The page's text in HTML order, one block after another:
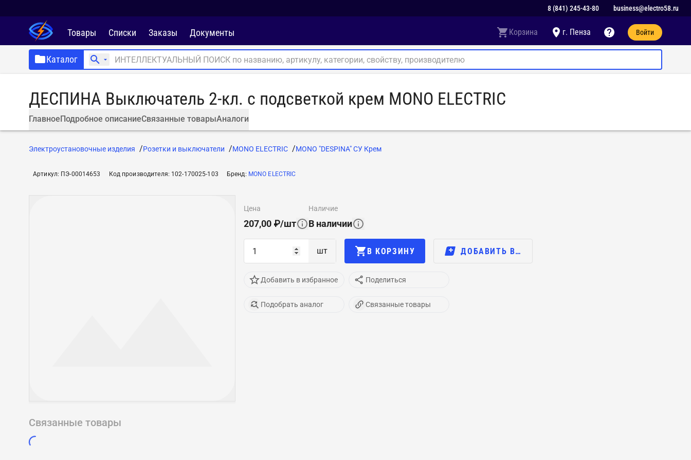
8 (841) 245-43-80 business@electro58.ru
Товары Списки Заказы Документы Корзина г. Пенза Войти
Каталог
ДЕСПИНА Выключатель 2-кл. с подсветкой крем MONO ELECTRIC
ГлавноеПодробное описаниеСвязанные товарыАналоги
Электроустановочные изделия Розетки и выключатели MONO ELECTRIC MONO "DESPINA" СУ Крем
Артикул: ПЭ-00014653 Код производителя: 102-170025-103 Бренд: MONO ELECTRIC
цена
207,00 ₽/шт
наличие
В наличии
шт В КОРЗИНУ ДОБАВИТЬ В…
Добавить в избранное Поделиться
Подобрать аналог Связанные товары
Связанные товары